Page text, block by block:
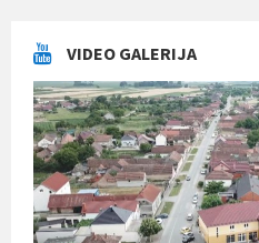
VIDEO GALERIJA